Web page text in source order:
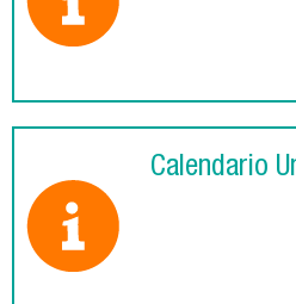
Calendario